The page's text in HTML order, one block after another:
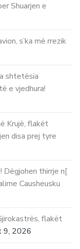
Shuarjen e
s’ka më rrezik
shtetësia
e vjedhura!
Krujë, flakët
disa prej tyre
Dëgjohen thirrje n[
Causheusku
flakët
9, 2026